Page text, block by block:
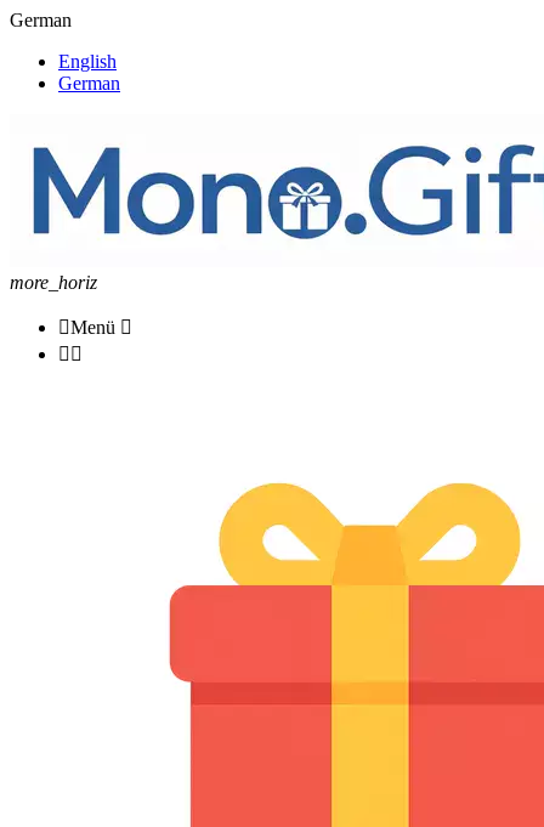
German
English
German
more_horiz
Menü 
 